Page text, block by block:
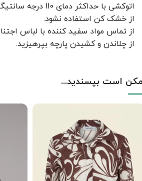
اتوکشی با حداکثر دمای 110 درجه سانتیگراد
از خشک کن استفاده نشود.
از تماس مواد سفید کننده با لباس
از چلاندن و کشيدن پارچه بپرهيزيد.
است بپسندید...